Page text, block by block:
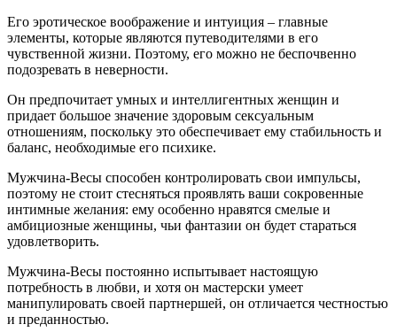
Его эротическое воображение и интуиция – главные
элементы, которые являются путеводителями в его
чувственной жизни. Поэтому, его можно не беспочвенно
подозревать в неверности.
Он предпочитает умных и интеллигентных женщин и
придает большое значение здоровым сексуальным
отношениям, поскольку это обеспечивает ему стабильность и
баланс, необходимые его психике.
Мужчина-Весы способен контролировать свои импульсы,
поэтому не стоит стесняться проявлять ваши сокровенные
интимные желания: ему особенно нравятся смелые и
амбициозные женщины, чьи фантазии он будет стараться
удовлетворить.
Мужчина-Весы постоянно испытывает настоящую
потребность в любви, и хотя он мастерски умеет
манипулировать своей партнершей, он отличается честностью
и преданностью.